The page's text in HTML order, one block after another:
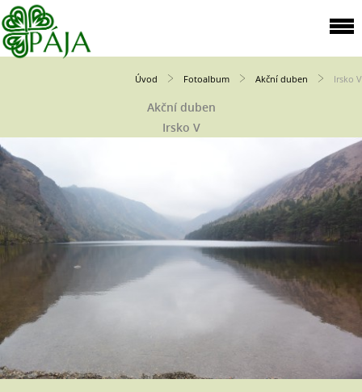
Úvod Fotoalbum Akční duben Irsko V
Akční duben
Irsko V